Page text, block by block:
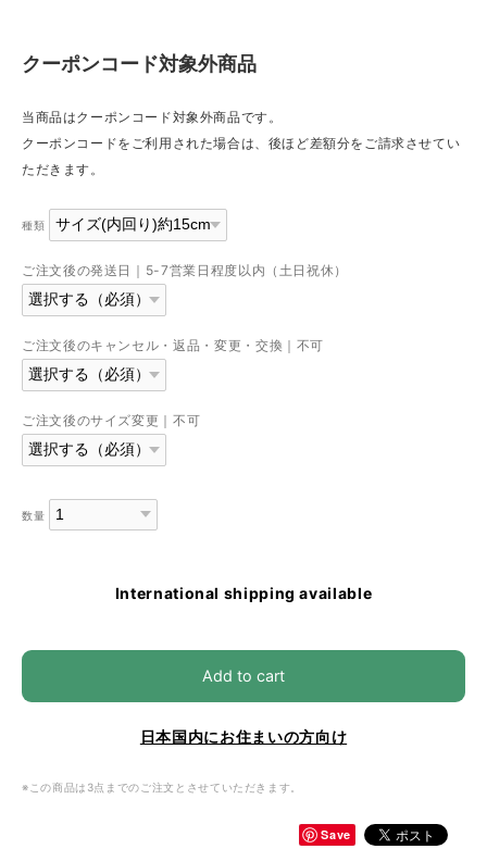
クーポンコード対象外商品
当商品はクーポンコード対象外商品です。
クーポンコードをご利用された場合は、後ほど差額分をご請求させてい
ただきます。
種類
ご注文後の発送日｜5-7営業日程度以内（土日祝休）
ご注文後のキャンセル・返品・変更・交換｜不可
ご注文後のサイズ変更｜不可
数量
International shipping available
Add to cart
日本国内にお住まいの方向け
※この商品は3点までのご注文とさせていただきます。
Save